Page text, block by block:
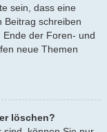
sein, dass eine
Beitrag schreiben
Ende der Foren- und
neue Themen
löschen?